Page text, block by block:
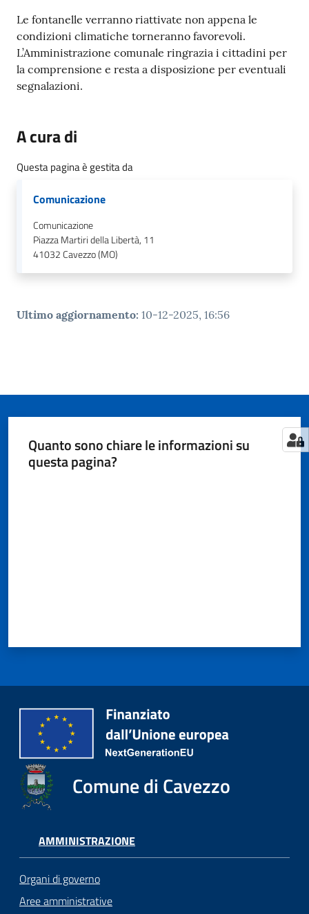
Le fontanelle verranno riattivate non appena le
condizioni climatiche torneranno favorevoli.
L’Amministrazione comunale ringrazia i cittadini per
la comprensione e resta a disposizione per eventuali
segnalazioni.
A cura di
Questa pagina è gestita da
Comunicazione
Comunicazione
Piazza Martiri della Libertà, 11
41032Cavezzo (MO)
Ultimo aggiornamento: 10-12-2025, 16:56
Quanto sono chiare le informazioni su
questa pagina?
Comune di Cavezzo
AMMINISTRAZIONE
Organi di governo
Aree amministrative